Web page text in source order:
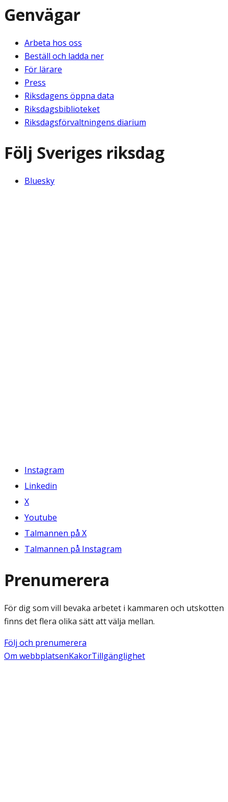
Genvägar
Arbeta hos oss
Beställ och ladda ner
För lärare
Press
Riksdagens öppna data
Riksdagsbiblioteket
Riksdagsförvaltningens diarium
Följ Sveriges riksdag
Bluesky
Instagram
Linkedin
X
Youtube
Talmannen på X
Talmannen på Instagram
Prenumerera
För dig som vill bevaka arbetet i kammaren och utskotten
finns det flera olika sätt att välja mellan.
Följ och prenumerera
Om webbplatsenKakorTillgänglighet